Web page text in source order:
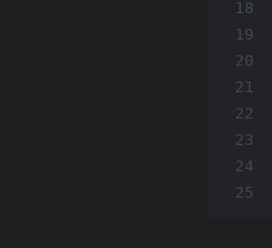
18
19
20
21
22
23
24
25